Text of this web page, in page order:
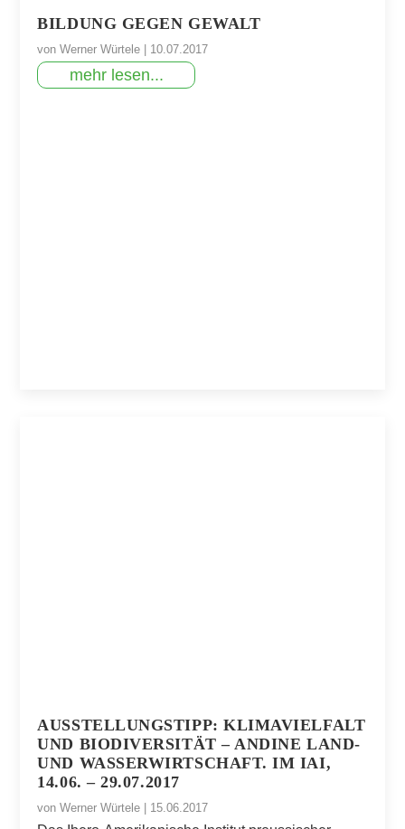
BILDUNG GEGEN GEWALT
vonWerner Würtele | 10.07.2017
mehr lesen...
AUSSTELLUNGSTIPP: KLIMAVIELFALT
UND BIODIVERSITÄT – ANDINE LAND-
UND WASSERWIRTSCHAFT. IM IAI,
14.06. – 29.07.2017
vonWerner Würtele 15.06.2017